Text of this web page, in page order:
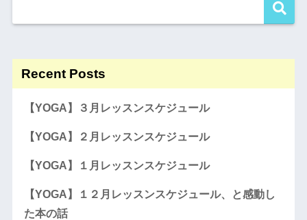
Recent Posts
【YOGA】３月レッスンスケジュール
【YOGA】２月レッスンスケジュール
【YOGA】１月レッスンスケジュール
【YOGA】１２月レッスンスケジュール、と感動し
た本の話